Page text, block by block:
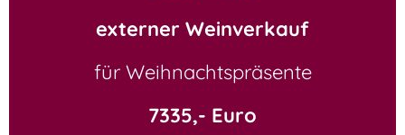
externer Weinverkauf
für Weihnachtspräsente
7335,- Euro